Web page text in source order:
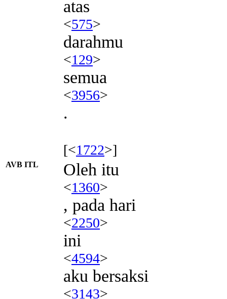
atas
<575>
darahmu
<129>
semua
<3956>
.
[<1722>]
AVB ITL Oleh itu
<1360>
, pada hari
<2250>
ini
<4594>
aku bersaksi
<3143>